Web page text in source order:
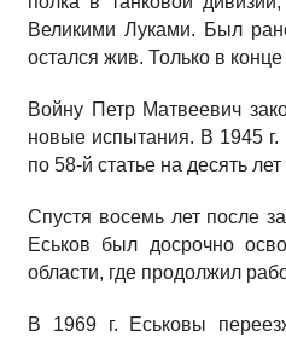
Великими Луками. Был
остался жив. Только в
Войну Петр Матвеевич
новые испытания. В 1945
по 58-й статье на десять
Спустя восемь лет после
Еськов был досрочно
области, где продолжил
В 1969 г. Еськовы